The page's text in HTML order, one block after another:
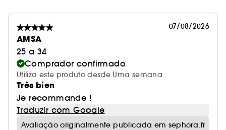
07/08/2026
AMSA
25 a 34
Comprador confirmado
Utiliza este produto desde Uma semana
Très bien
Je recommande !
Traduzir com Google
Avaliação originalmente publicada em sephora.fr